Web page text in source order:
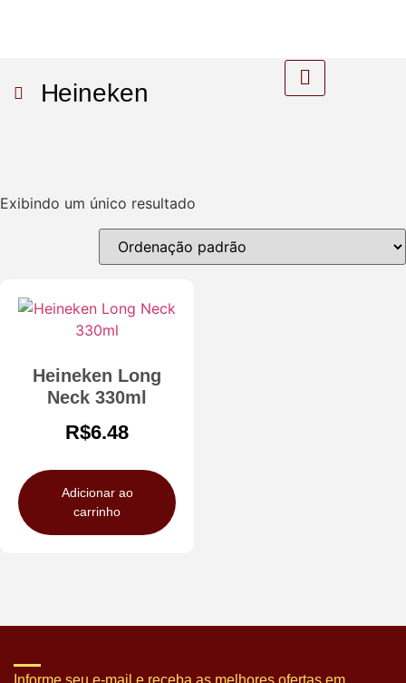
Heineken
Exibindo um único resultado
Heineken Long
Neck 330ml
R$6.48
Adicionar ao
carrinho
Informe seu e-mail e receba as melhores ofertas em